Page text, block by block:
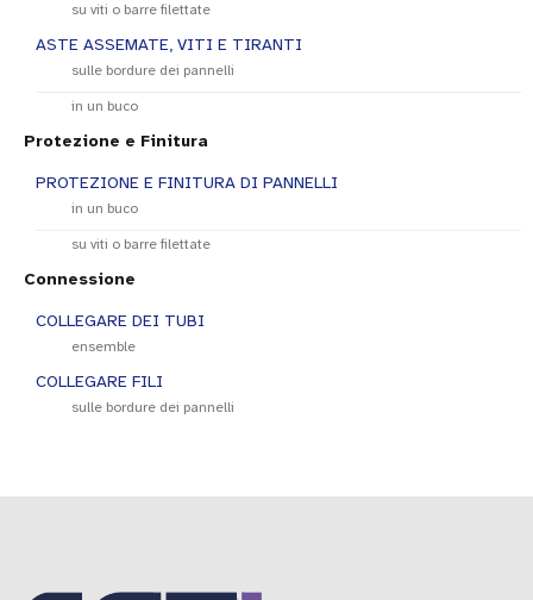
su viti o barre filettate
ASTE ASSEMATE, VITI E TIRANTI
sulle bordure dei pannelli
in un buco
Protezione e Finitura
PROTEZIONE E FINITURA DI PANNELLI
in un buco
su viti o barre filettate
Connessione
COLLEGARE DEI TUBI
ensemble
COLLEGARE FILI
sulle bordure dei pannelli